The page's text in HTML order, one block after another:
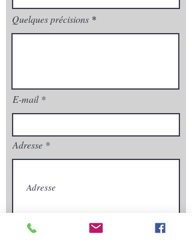
Quelques précisions
E-mail
Adresse
Envoyez